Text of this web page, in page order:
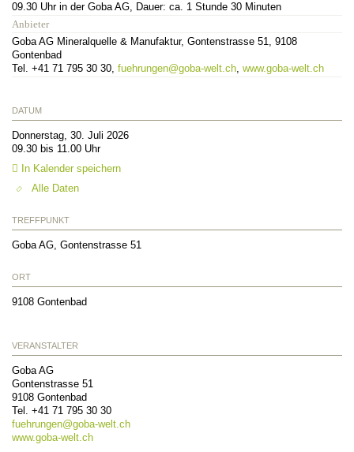
09.30 Uhr in der Goba AG, Dauer: ca. 1 Stunde 30 Minuten
Anbieter
Goba AG Mineralquelle & Manufaktur, Gontenstrasse 51, 9108
Gontenbad
Tel. +41 71 795 30 30, fuehrungen@goba-welt.ch, www.goba-welt.ch
DATUM
Donnerstag, 30. Juli 2026
09.30 bis 11.00 Uhr
In Kalender speichern
Alle Daten
TREFFPUNKT
Goba AG, Gontenstrasse 51
ORT
9108 Gontenbad
VERANSTALTER
Goba AG
Gontenstrasse 51
9108 Gontenbad
Tel. +41 71 795 30 30
fuehrungen@goba-welt.ch
www.goba-welt.ch